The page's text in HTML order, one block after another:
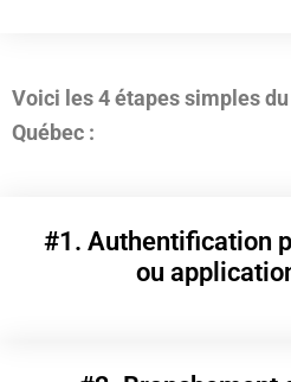
Voici les 4 étapes simples
Québec :
#1. Authentification
ou